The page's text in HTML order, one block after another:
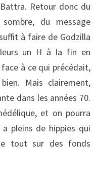
Retour donc du
du message
à faire de Godzilla
un H à la fin en
à ce qui précédait,
Mais clairement,
dans les années 70.
et on pourra
pleins de hippies qui
tout sur des fonds